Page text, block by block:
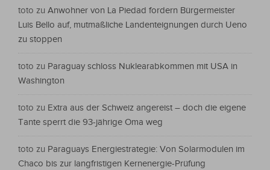
toto zu Anwohner von La Piedad fordern Bürgermeister
Luis Bello auf, mutmaßliche Landenteignungen durch Ueno
zu stoppen
toto zu Paraguay schloss Nuklearabkommen mit USA in
Washington
toto zu Extra aus der Schweiz angereist – doch die eigene
Tante sperrt die 93-jährige Oma weg
toto zu Paraguays Energiestrategie: Von Solarmodulen im
Chaco bis zur langfristigen Kernenergie-Prüfung